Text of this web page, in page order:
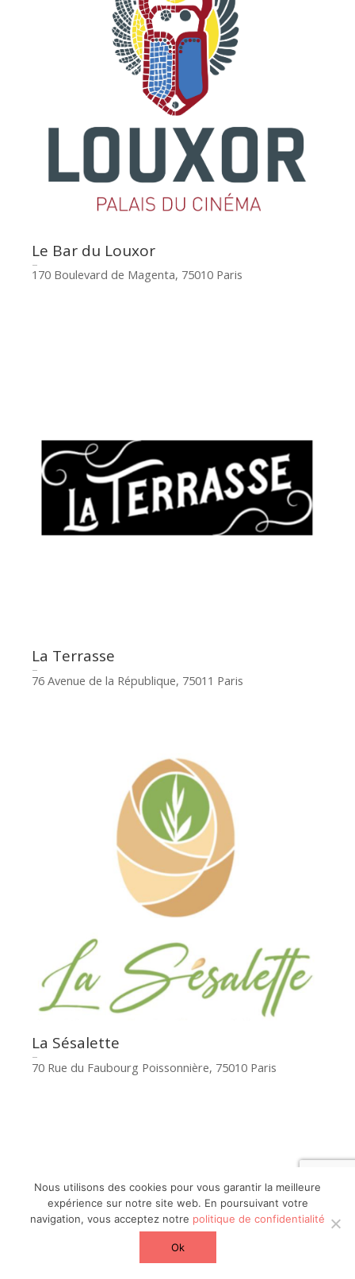
Le Bar du Louxor
170 Boulevard de Magenta, 75010 Paris
La Terrasse
76 Avenue de la République, 75011 Paris
La Sésalette
70 Rue du Faubourg Poissonnière, 75010 Paris
Nous utilisons des cookies pour vous garantir la meilleure
expérience sur notre site web. En poursuivant votre
navigation, vous acceptez notre politique de confidentialité
Ok